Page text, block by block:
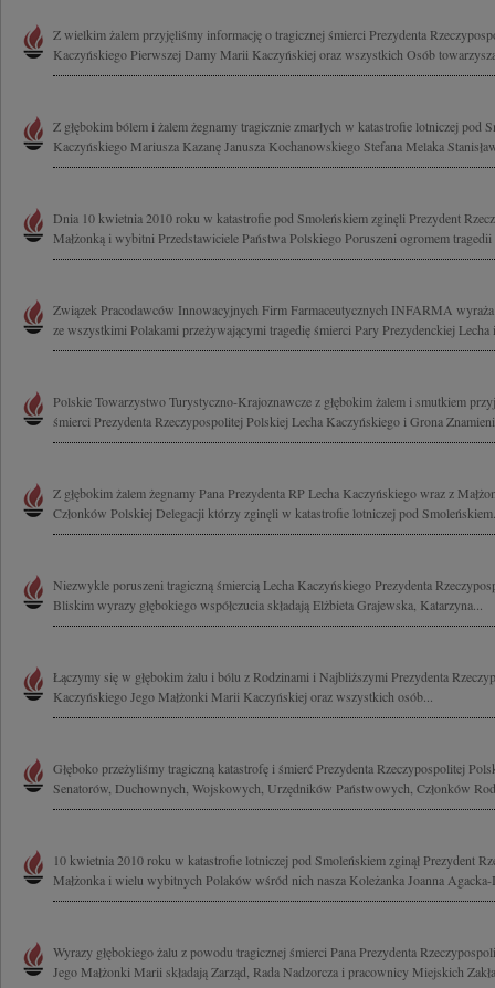
Z wielkim żalem przyjęliśmy informację o tragicznej śmierci Prezydenta
Kaczyńskiego Pierwszej Damy Marii Kaczyńskiej oraz wszystkich Osób
Z głębokim bólem i żalem żegnamy tragicznie zmarłych w katastrofie lotniczej pod
Kaczyńskiego Mariusza Kazanę Janusza Kochanowskiego Stefana Melaka
Dnia 10 kwietnia 2010 roku w katastrofie pod Smoleńskiem zginęli Prezydent
Małżonką i wybitni Przedstawiciele Państwa Polskiego Poruszeni ogromem tragedii
Związek Pracodawców Innowacyjnych Firm Farmaceutycznych INFARMA wyraża
ze wszystkimi Polakami przeżywającymi tragedię śmierci Pary Prezydenckiej
Polskie Towarzystwo Turystyczno-Krajoznawcze z głębokim żalem i smutkiem
śmierci Prezydenta Rzeczypospolitej Polskiej Lecha Kaczyńskiego i Grona
Z głębokim żalem żegnamy Pana Prezydenta RP Lecha Kaczyńskiego wraz z
Członków Polskiej Delegacji którzy zginęli w katastrofie lotniczej pod
Niezwykle poruszeni tragiczną śmiercią Lecha Kaczyńskiego Prezydenta
Bliskim wyrazy głębokiego współczucia składają Elżbieta Grajewska, Katarzyna...
Łączymy się w głębokim żalu i bólu z Rodzinami i Najbliższymi Prezydenta
Kaczyńskiego Jego Małżonki Marii Kaczyńskiej oraz wszystkich osób...
Głęboko przeżyliśmy tragiczną katastrofę i śmierć Prezydenta Rzeczypospolitej
Senatorów, Duchownych, Wojskowych, Urzędników Państwowych, Członków
10 kwietnia 2010 roku w katastrofie lotniczej pod Smoleńskiem zginął Prezydent
Małżonka i wielu wybitnych Polaków wśród nich nasza Koleżanka Joanna Agacka-
Wyrazy głębokiego żalu z powodu tragicznej śmierci Pana Prezydenta
Jego Małżonki Marii składają Zarząd, Rada Nadzorcza i pracownicy Miejskich